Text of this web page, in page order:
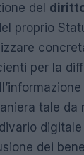
del
proprio
per la
tale da
dei